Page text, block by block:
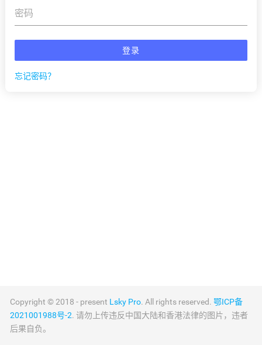
密码
登录
忘记密码？
Copyright © 2018 - present Lsky Pro. All rights reserved. 鄂ICP备
2021001988号-2. 请勿上传违反中国大陆和香港法律的图片，违者
后果自负。